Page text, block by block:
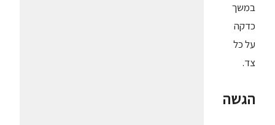
במשך
כדקה
על כל
צד.
הגשה